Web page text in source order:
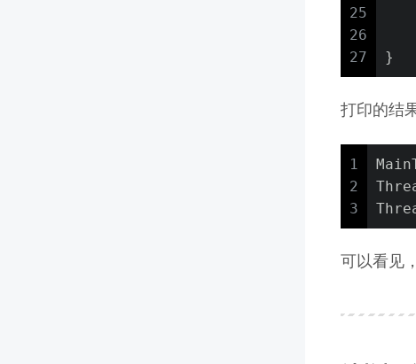
25
26
27
}
打印的结
1
2
3
可以看见